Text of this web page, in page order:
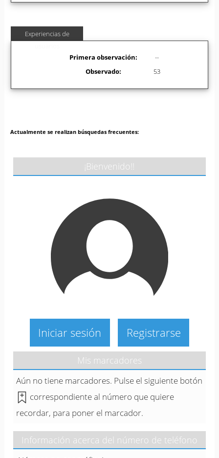
Experiencias de
Primera observación:
--
Observado:
53
Actualmente se realizan búsquedas frecuentes:
¡Bienvenido!!
Iniciar sesión Registrarse
Mis marcadores
Aún no tiene marcadores. Pulse el siguiente botón
correspondiente al número que quiere
recordar, para poner el marcador.
Información acerca del número de teléfono